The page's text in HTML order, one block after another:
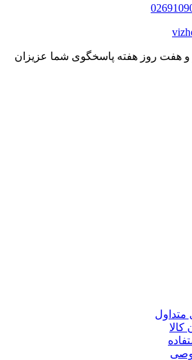
هفت روز هفته پاسخگوی شما عزیزان
کالا